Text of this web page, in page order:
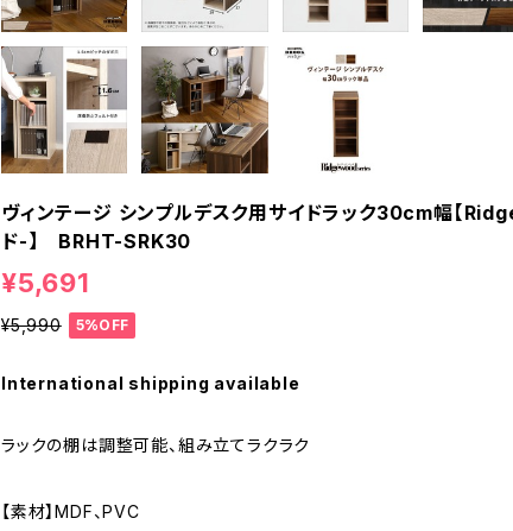
ヴィンテージ シンプルデスク用サイドラック30cm幅【
ド-】 BRHT-SRK30
¥5,691
¥5,990 5%OFF
International shipping available
ラックの棚は調整可能、組み立てラクラク
【素材】MDF、PVC